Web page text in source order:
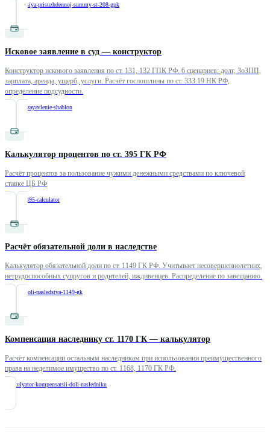
indeksatsiya-prisuzhdennoj-summy-st-208-gpk
Исковое заявление в суд — конструктор
Конструктор искового заявления по ст. 131, 132 ГПК РФ. 6 сценариев: долг, ЗоЗПП,
зарплата, аренда, ущерб, услуги. Расчёт госпошлины по ст. 333.19 НК РФ,
определение подсудности.
iskovoe-zayavlenie-shablon
Калькулятор процентов по ст. 395 ГК РФ
Расчёт процентов за пользование чужими денежными средствами по ключевой
ставке ЦБ РФ
interest-395-calculator
Расчёт обязательной доли в наследстве
Калькулятор обязательной доли по ст. 1149 ГК РФ. Учитывает несовершеннолетних,
нетрудоспособных супругов и родителей, иждивенцев. Распределение по завещанию.
raschet-doli-nasledstva-1149-gk
Компенсация наследнику ст. 1170 ГК — калькулятор
Расчёт компенсации остальным наследникам при использовании преимущественного
права на неделимое имущество по ст. 1168, 1170 ГК РФ.
kalkulyator-kompensatsii-doli-nasledniku